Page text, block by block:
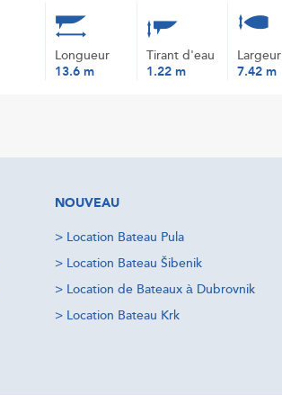
Longueur
13.6 m
Tirant d'eau
1.22 m
Largeur
7.42 m
NOUVEAU
> Location Bateau Pula
> Location Bateau Šibenik
> Location de Bateaux à Dubrovnik
> Location Bateau Krk